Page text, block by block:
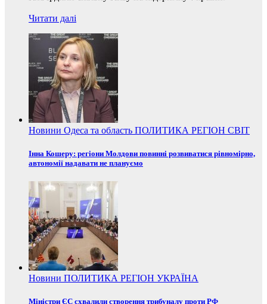
Читати далі
Новини Одеса та область ПОЛИТИКА РЕГІОН СВІТ
Інна Кошеру: регіони Молдови повинні розвиватися рівномірно,
автономії надавати не плануємо
Новини ПОЛИТИКА РЕГІОН УКРАЇНА
Міністри ЄС схвалили створення трибуналу проти РФ